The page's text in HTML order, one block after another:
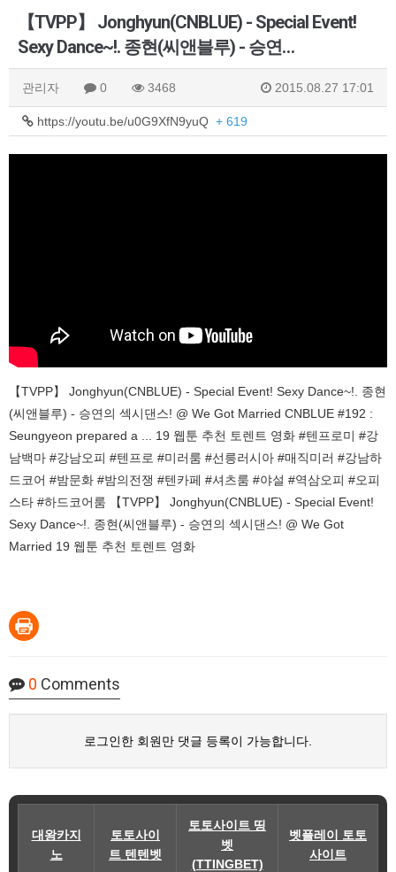
【TVPP】 Jonghyun(CNBLUE) - Special Event!
Sexy Dance~!. 종현(씨앤블루) - 승연…
관리자 0 3468 2015.08.27 17:01
https://youtu.be/u0G9XfN9yuQ + 619
【TVPP】 Jonghyun(CNBLUE) - Special Event! Sexy Dance~!. 종현
(씨앤블루) - 승연의 섹시댄스! @ We Got Married CNBLUE #192 :
Seungyeon prepared a ... 19 웹툰 추천 토렌트 영화 #텐프로미 #강
남백마 #강남오피 #텐프로 #미러룸 #선릉러시아 #매직미러 #강남하
드코어 #밤문화 #밤의전쟁 #텐카페 #셔츠룸 #야설 #역삼오피 #오피
스타 #하드코어룸 【TVPP】 Jonghyun(CNBLUE) - Special Event!
Sexy Dance~!. 종현(씨앤블루) - 승연의 섹시댄스! @ We Got
Married 19 웹툰 추천 토렌트 영화
0 Comments
로그인한 회원만 댓글 등록이 가능합니다.
대왕카지
노
토토사이
트 텐텐벳
토토사이트 띵
벳
(TTINGBET)
벳플레이 토토
사이트